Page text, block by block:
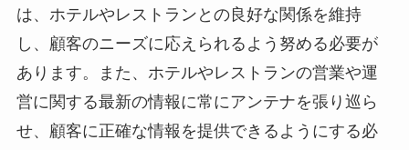
は、ホテルやレストランとの良好な関係を維持
し、顧客のニーズに応えられるよう努める必要が
あります。また、ホテルやレストランの営業や運
営に関する最新の情報に常にアンテナを張り巡ら
せ、顧客に正確な情報を提供できるようにする必